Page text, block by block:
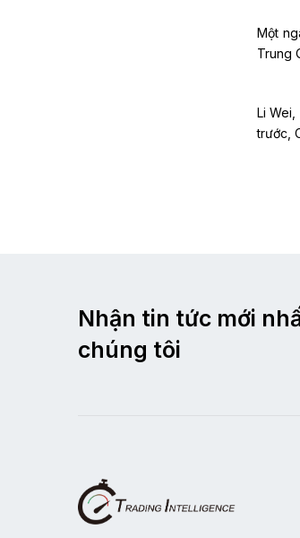
Một
Trung
Li
trước,
Nhận tin tức mới
chúng tôi